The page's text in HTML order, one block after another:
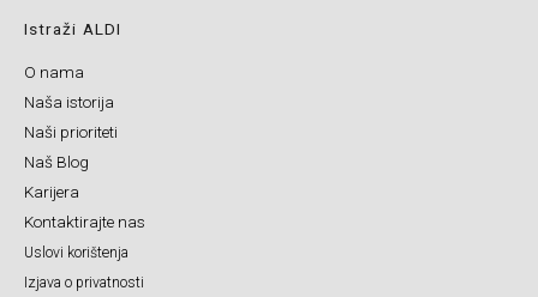
Istraži ALDI
O nama
Naša istorija
Naši prioriteti
Naš Blog
Karijera
Kontaktirajte nas
Uslovi korištenja
Izjava o privatnosti